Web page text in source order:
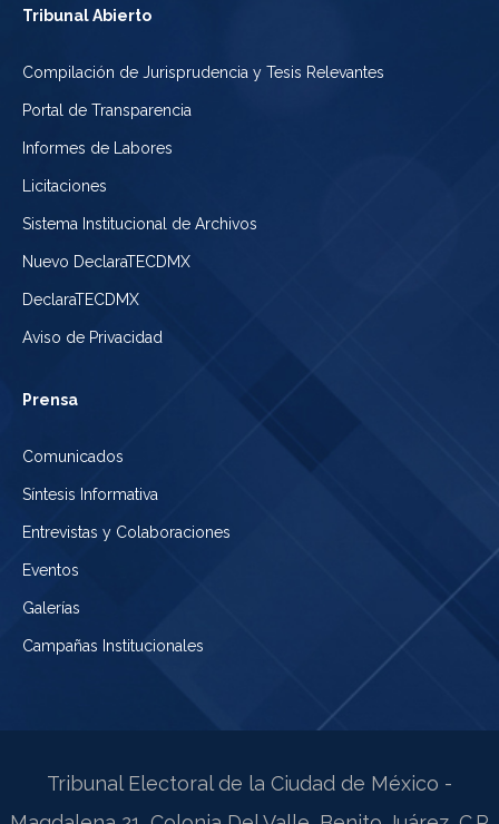
Tribunal Abierto
Compilación de Jurisprudencia y Tesis Relevantes
Portal de Transparencia
Informes de Labores
Licitaciones
Sistema Institucional de Archivos
Nuevo DeclaraTECDMX
DeclaraTECDMX
Aviso de Privacidad
Prensa
Comunicados
Síntesis Informativa
Entrevistas y Colaboraciones
Eventos
Galerías
Campañas Institucionales
Tribunal Electoral de la Ciudad de México -